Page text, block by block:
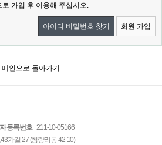
가입 후 이용해 주십시오.
아이디 비밀번호 찾기 회원 가입
메인으로 돌아가기
등록번호 211-10-05166
가길 27 (청량리동 42-10)